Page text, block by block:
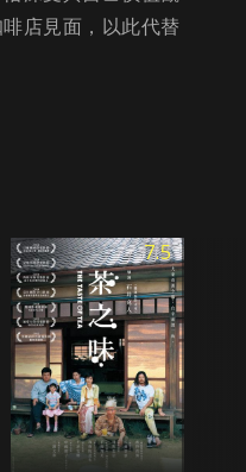
店見面，以此代替
7.5